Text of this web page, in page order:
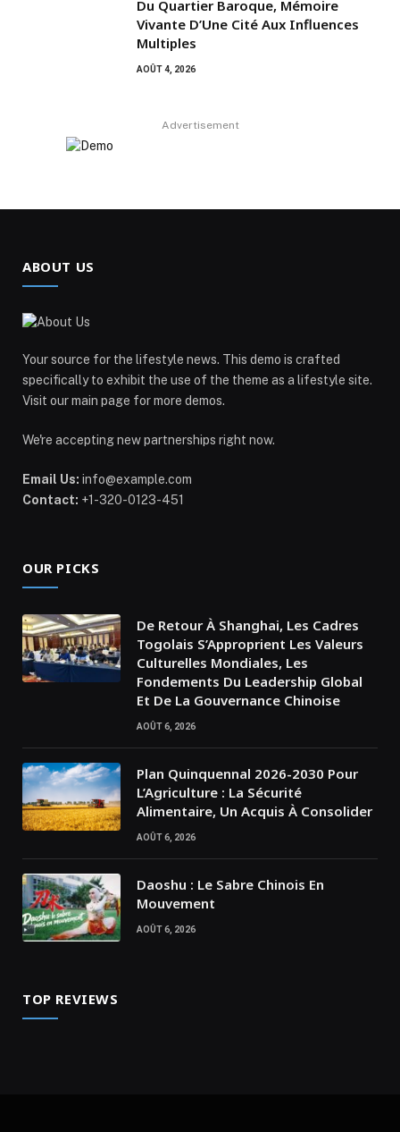
Du Quartier Baroque, Mémoire
Vivante D’Une Cité Aux Influences
Multiples
AOÛT 4, 2026
Advertisement
ABOUT US
Your source for the lifestyle news. This demo is crafted
specifically to exhibit the use of the theme as a lifestyle site.
Visit our main page for more demos.
We're accepting new partnerships right now.
Email Us: info@example.com
Contact: +1-320-0123-451
OUR PICKS
De Retour À Shanghai, Les Cadres
Togolais S’Approprient Les Valeurs
Culturelles Mondiales, Les
Fondements Du Leadership Global
Et De La Gouvernance Chinoise
AOÛT 6, 2026
Plan Quinquennal 2026-2030 Pour
L’Agriculture : La Sécurité
Alimentaire, Un Acquis À Consolider
AOÛT 6, 2026
Daoshu : Le Sabre Chinois En
Mouvement
AOÛT 6, 2026
TOP REVIEWS